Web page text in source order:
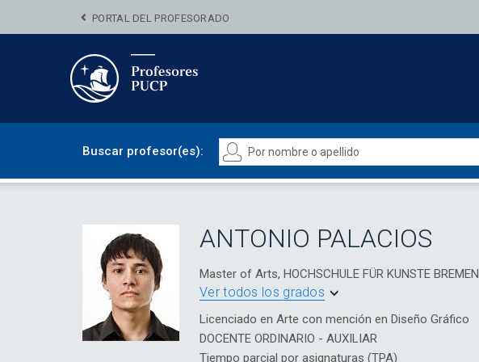
PORTAL DEL PROFESORADO
Buscar profesor(es):
ANTONIO PALACIOS
Master of Arts, HOCHSCHULE FÜR KUNSTE BREMEN
Ver todos los grados
Licenciado en Arte con mención en Diseño Gráfico
DOCENTE ORDINARIO - AUXILIAR
Tiempo parcial por asignaturas (TPA)